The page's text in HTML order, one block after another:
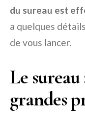
du sureau est
a quelques
de vous lancer.
Le
grandes